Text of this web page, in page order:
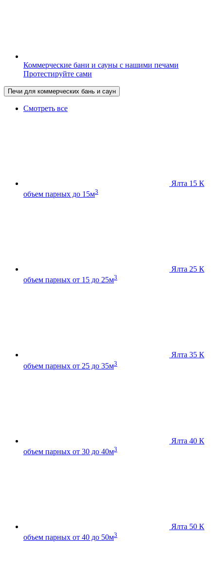
Коммерческие бани и сауны с нашими печами
Протестируйте сами
Печи для коммерческих бань и саун
Смотреть все
Ялта 15 К
объем парных до 15м3
Ялта 25 К
объем парных от 15 до 25м3
Ялта 35 К
объем парных от 25 до 35м3
Ялта 40 К
объем парных от 30 до 40м3
Ялта 50 К
объем парных от 40 до 50м3